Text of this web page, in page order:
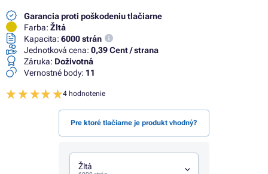
Garancia proti poškodeniu tlačiarne
Farba: Žltá
Kapacita: 6000 strán
Jednotková cena: 0,39 Cent / strana
Záruka: Doživotná
Vernostné body: 11
4 hodnotenie
Pre ktoré tlačiarne je produkt vhodný?
Žltá